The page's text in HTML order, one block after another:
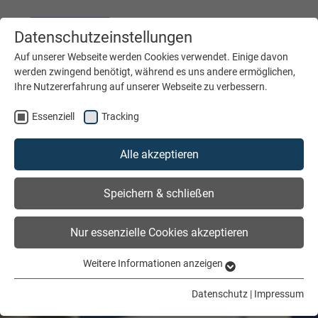
DEUTSCH
Datenschutzeinstellungen
Auf unserer Webseite werden Cookies verwendet. Einige davon
werden zwingend benötigt, während es uns andere ermöglichen,
Ihre Nutzererfahrung auf unserer Webseite zu verbessern.
Essenziell Tracking
Alle akzeptieren
Speichern & schließen
Nur essenzielle Cookies akzeptieren
Essenzielle Cookies werden für grundlegende Funktionen der
Weitere Informationen anzeigen
Datenschutz | Impressum